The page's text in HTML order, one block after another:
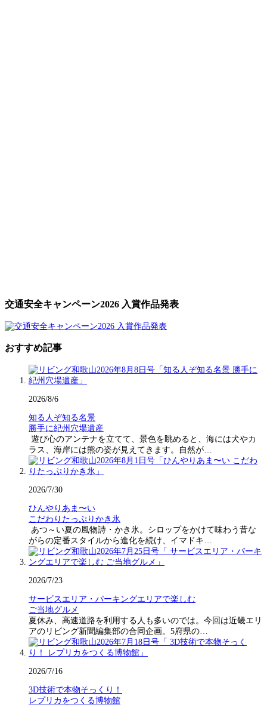
交通安全キャンペーン2026 入賞作品発表
おすすめ記事
2026/8/6
知る人ぞ知る名景
勝手に紀州穴場遺産
遊び心のアンテナを立てて、景色を眺めると、海には犬やカ
ラス、海岸には熊の姿が見えてきます。自然が…
2026/7/30
ひんやりあま〜い
こだわりたっぷりかき氷
あつ～い夏の風物詩・かき氷。シロップをかけて味わう昔な
がらの定番スタイルから進化を続け、イマドキ…
2026/7/23
サービスエリア・パーキングエリアで楽しむ
ご当地グルメ
夏休み、高速道路を利用する人も多いのでは。今回は近畿エリ
アのリビング新聞編集部の合同企画。5府県の…
2026/7/16
3D技術で本物そっくり！
レプリカをつくる博物館